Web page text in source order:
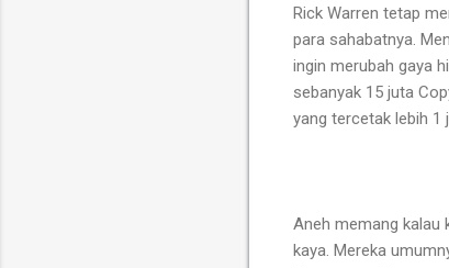
Rick Warren tetap
para sahabatnya.
ingin merubah gaya
sebanyak 15 juta
yang tercetak lebih 1
Aneh memang kalau
kaya. Mereka